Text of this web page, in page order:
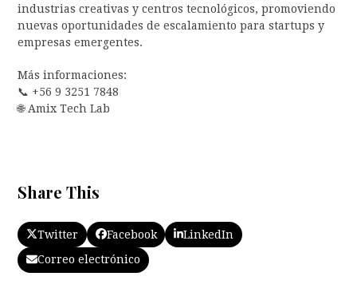
industrias creativas y centros tecnológicos, promoviendo
nuevas oportunidades de escalamiento para startups y
empresas emergentes.
Más informaciones:
📞 +56 9 3251 7848
🌐 Amix Tech Lab
Share This
Twitter Facebook
LinkedIn
Correo electrónico